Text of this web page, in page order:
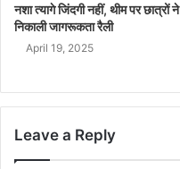
नशा त्यागे जिंदगी नहीं, थीम पर छात्रों ने
निकाली जागरूकता रैली
April 19, 2025
Leave a Reply